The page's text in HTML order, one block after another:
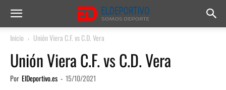
Inicio Unión Viera C.F. vs C.D. Vera
Unión Viera C.F. vs C.D. Vera
Por ElDeportivo.es - 15/10/2021